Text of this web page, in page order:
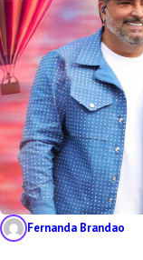
Fernanda Brandao